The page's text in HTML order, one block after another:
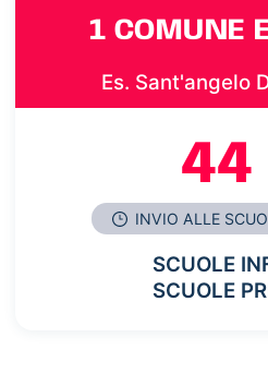
1 COMUNE
Es. Sant'angelo
44
INVIO ALLE
SCUOLE
SCUOLE